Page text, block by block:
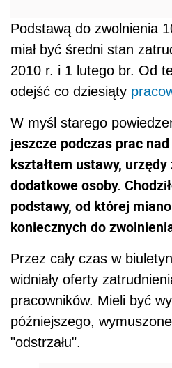
Podstawą do zwolnienia
miał być średni stan
2010 r. i 1 lutego br. Od
odejść co dziesiąty
W myśl starego
jeszcze podczas prac
kształtem ustawy,
dodatkowe osoby.
podstawy, od której
koniecznych do
Przez cały czas w
widniały oferty
pracowników. Mieli być
późniejszego,
"odstrzału".